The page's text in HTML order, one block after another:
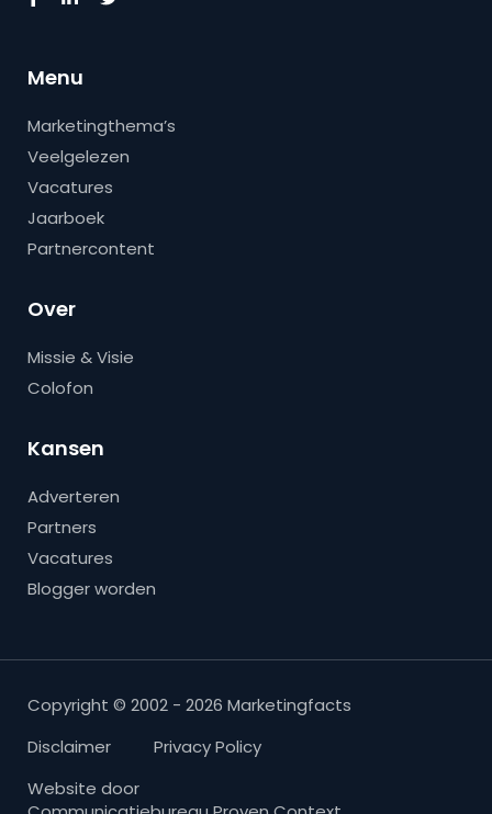
Menu
Marketingthema’s
Veelgelezen
Vacatures
Jaarboek
Partnercontent
Over
Missie & Visie
Colofon
Kansen
Adverteren
Partners
Vacatures
Blogger worden
Copyright © 2002 - 2026 Marketingfacts
Disclaimer
Privacy Policy
Website door